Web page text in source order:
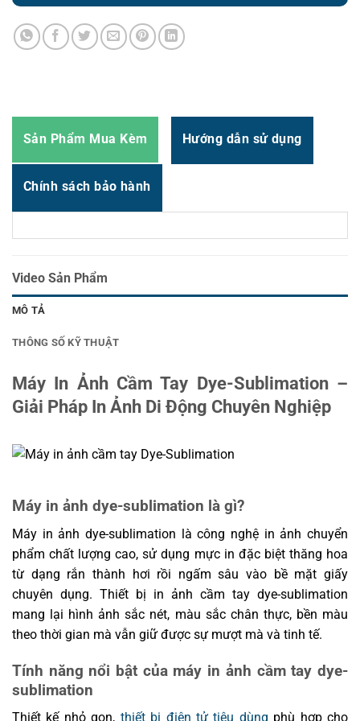
Zalo0987.919.040
Thời gian:Từ 8h-17h30 Thứ 2 đến Thứ 7
Sản Phẩm Mua Kèm Hướng dẫn sử dụng
Chính sách bảo hành
Video Sản Phẩm
MÔ TẢ
THÔNG SỐ KỸ THUẬT
Máy In Ảnh Cầm Tay Dye-Sublimation –
Giải Pháp In Ảnh Di Động Chuyên Nghiệp
Máy in ảnh dye-sublimation là gì?
Máy in ảnh dye-sublimation là công nghệ in ảnh chuyển
phẩm chất lượng cao, sử dụng mực in đặc biệt thăng hoa
từ dạng rắn thành hơi rồi ngấm sâu vào bề mặt giấy
chuyên dụng. Thiết bị in ảnh cầm tay dye-sublimation
mang lại hình ảnh sắc nét, màu sắc chân thực, bền màu
theo thời gian mà vẫn giữ được sự mượt mà và tinh tế.
Tính năng nổi bật của máy in ảnh cầm tay dye-
sublimation
Thiết kế nhỏ gọn, thiết bị điện tử tiêu dùng phù hợp cho